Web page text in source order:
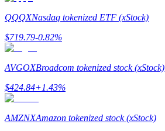
Staking
Alta rentabilidad y acceso instantáneo
QQQXNasdaq tokenized ETF (xStock)
$719.79-0.82%
AVGOXBroadcom tokenized stock (xStock)
$424.84+1.43%
AMZNXAmazon tokenized stock (xStock)